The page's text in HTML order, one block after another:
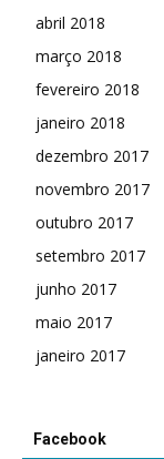
abril 2018
março 2018
fevereiro 2018
janeiro 2018
dezembro 2017
novembro 2017
outubro 2017
setembro 2017
junho 2017
maio 2017
janeiro 2017
Facebook